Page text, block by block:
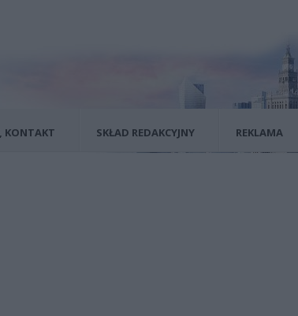
KONTAKT SKŁAD REDAKCYJNY REKLAMA